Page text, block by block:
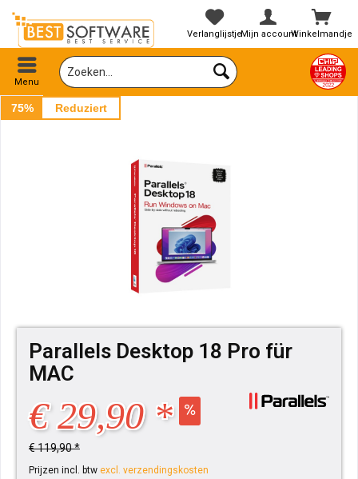
Winkelmandje
VerlanglijstjeMijn account
Menu
75% Reduziert
Parallels Desktop 18 Pro für
MAC
€ 29,90 *
€ 119,90 *
Prijzen incl. btw excl. verzendingskosten